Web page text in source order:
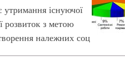
утримання існуючої
розвиток з метою
належних соц